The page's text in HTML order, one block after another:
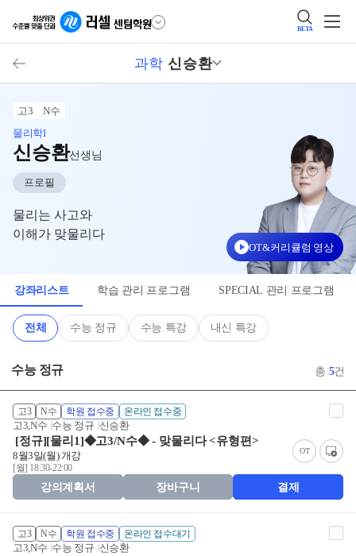
BETA
과학 신승환
고3
N수
물리학I
신승환선생님
프로필
물리는 사고와
이해가 맞물리다
OT&커리큘럼 영상
강좌리스트 학습 관리 프로그램 SPECIAL 관리 프로그램
전체 수능 정규 수능 특강 내신 특강
수능 정규 총 5건
고3 N수 학원 접수중 온라인 접수중
고3,N수 수능 정규 신승환
[정규][물리1]◆고3/N수◆ - 맞물리다 <유형편>
OT
8월3일(월) 개강
[월] 18:30-22:00
강의계획서 장바구니 결제
고3 N수 학원 접수중 온라인 접수대기
고3,N수 수능 정규 신승환